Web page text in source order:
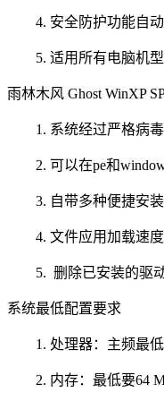
4. 安全防护功能自动
5. 适用所有电脑机型
雨林木风 Ghost WinXP
1. 系统经过严格病毒
2. 可以在pe和
3. 自带多种便捷安装
4. 文件应用加载速度
5. 删除已安装的驱动
系统最低配置要求
1. 处理器：主频最低
2. 内存：最低要64